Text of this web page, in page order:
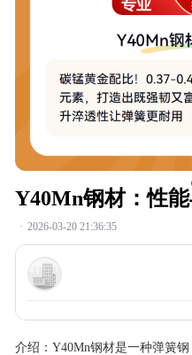
Y40Mn钢材：性
· 2026-03-20 21:36:35
介绍： Y40Mn钢材是一种弹簧